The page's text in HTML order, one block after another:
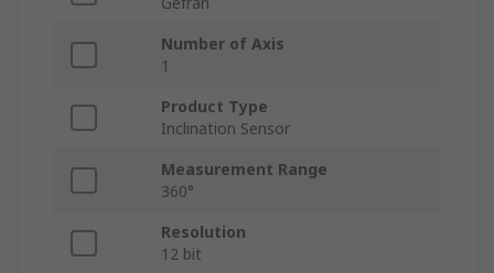
Number of Axis
1
Product Type
Inclination Sensor
Measurement Range
360°
Resolution
12 bit